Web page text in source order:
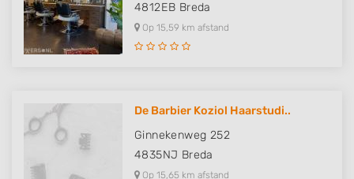
4812EB Breda
Op 15,59 km afstand
De Barbier Koziol Haarstudi..
Ginnekenweg 252
4835NJ Breda
Op 15,65 km afstand